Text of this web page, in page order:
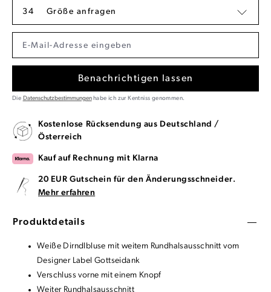
34 Größe anfragen
Benachrichtigen lassen
Die Datenschutzbestimmungenhabe ich zur Kentniss genommen.
Kostenlose Rücksendung aus Deutschland /
Österreich
Kauf auf Rechnung mit Klarna
20 EUR Gutschein für den Änderungsschneider.
Mehr erfahren
Produktdetails
Weiße Dirndlbluse mit weitem Rundhalsausschnitt vom
Designer Label Gottseidank
Verschluss vorne mit einem Knopf
Weiter Rundhalsausschnitt